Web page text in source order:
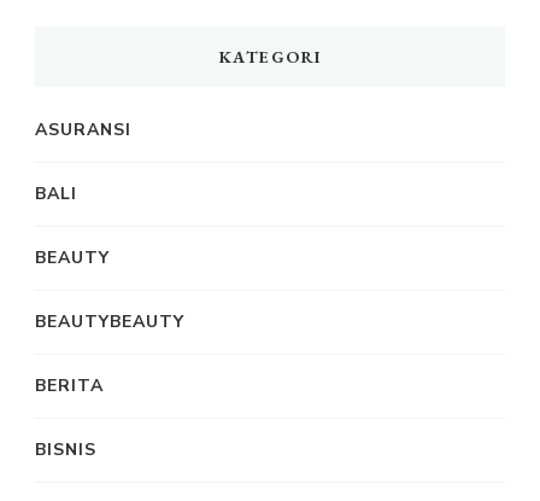
KATEGORI
ASURANSI
BALI
BEAUTY
BEAUTYBEAUTY
BERITA
BISNIS